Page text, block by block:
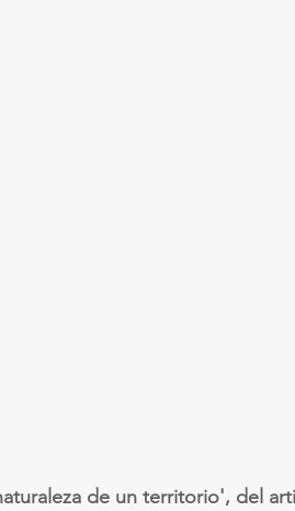
de un territorio', del